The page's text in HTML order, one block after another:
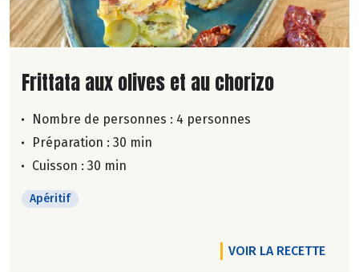
Lire la suite de la recette
Frittata aux olives et au chorizo
Nombre de personnes : 4 personnes
Préparation : 30 min
Cuisson : 30 min
Apéritif
VOIR LA RECETTE